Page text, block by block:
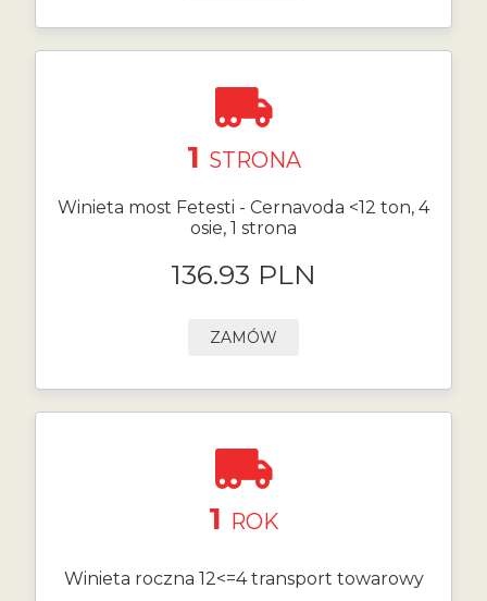
1 STRONA
Winieta most Fetesti - Cernavoda <12 ton, 4
osie, 1 strona
136.93 PLN
ZAMÓW
1 ROK
Winieta roczna 12<=4 transport towarowy